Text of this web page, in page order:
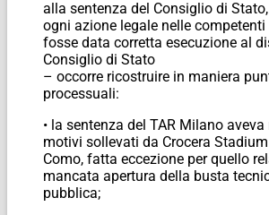
alla sentenza del Consiglio di
ogni azione legale nelle competenti
fosse data corretta esecuzione al
Consiglio di Stato
– occorre ricostruire in maniera
processuali:
• la sentenza del TAR Milano
motivi sollevati da Crocera
Como, fatta eccezione per quello
mancata apertura della busta
pubblica;